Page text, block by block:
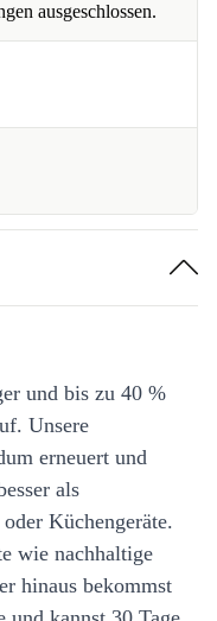
ausgeschlossen.
und bis zu 40 %
Unsere
erneuert und
als
Küchengeräte.
wie nachhaltige
hinaus bekommst